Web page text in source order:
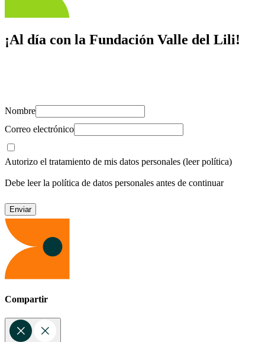
¡Al día con la Fundación Valle del Lili!
Nombre
Correo electrónico
Autorizo el tratamiento de mis datos personales (leer política)
Debe leer la política de datos personales antes de continuar
Compartir